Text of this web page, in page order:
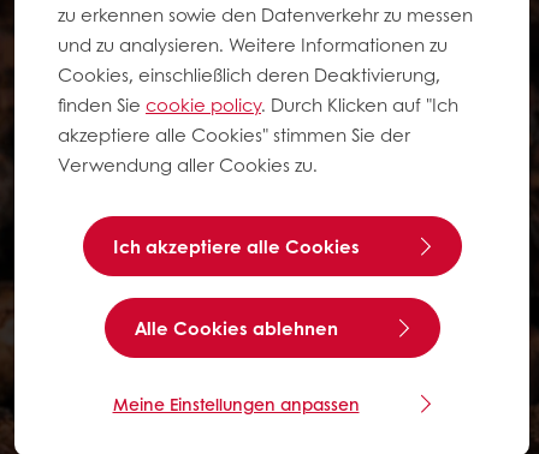
zu erkennen sowie den Datenverkehr zu messen
und zu analysieren. Weitere Informationen zu
Cookies, einschließlich deren Deaktivierung,
finden Sie cookie policy. Durch Klicken auf "Ich
akzeptiere alle Cookies" stimmen Sie der
Verwendung aller Cookies zu.
Ich akzeptiere alle Cookies
Alle Cookies ablehnen
Meine Einstellungen anpassen